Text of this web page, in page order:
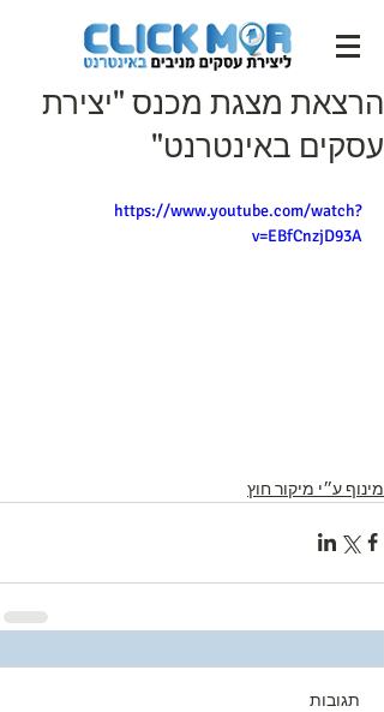
הרצאת מצגת מכנס "יצירת
עסקים באינטרנט"
https://www.youtube.com/watch?
v=EBfCnzjD93A
מינוף ע״י מיקור חוץ
תגובות